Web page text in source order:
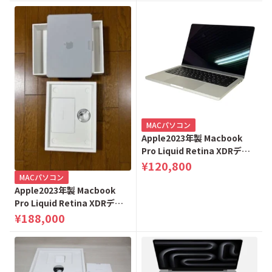
MACパソコン
Apple2023年製 Macbook
Pro Liquid Retina XDRディ
スプレイ 14.2 8GB 1TB
MTL83J/A スペースグレー
¥188,000
MACパソコン
Apple2023年製 Macbook
Pro Liquid Retina XDRディ
スプレイ 14.2 8GB 1TB
MR7K3J/A シルバー
¥120,800